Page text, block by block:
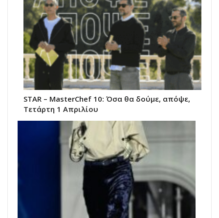
STAR – MasterChef 10: Όσα θα δούμε, απόψε,
Τετάρτη 1 Απριλίου